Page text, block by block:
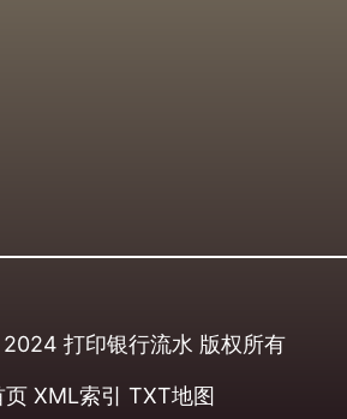
打印银行流水 版权所有
页 XML索引 TXT地图